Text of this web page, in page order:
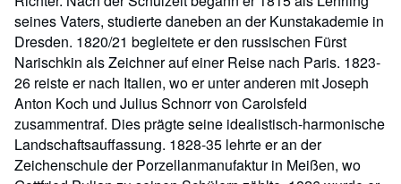
seines Vaters, studierte daneben an der Kunstakademie in
Dresden. 1820/21 begleitete er den russischen Fürst
Narischkin als Zeichner auf einer Reise nach Paris. 1823-
26 reiste er nach Italien, wo er unter anderen mit Joseph
Anton Koch und Julius Schnorr von Carolsfeld
zusammentraf. Dies prägte seine idealistisch-harmonische
Landschaftsauffassung. 1828-35 lehrte er an der
Zeichenschule der Porzellanmanufaktur in Meißen, wo